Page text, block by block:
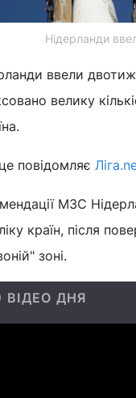
Нідерланди
ввели
велику
повідомляє
МЗС
країн, після
зоні.
ВІДЕО ДНЯ